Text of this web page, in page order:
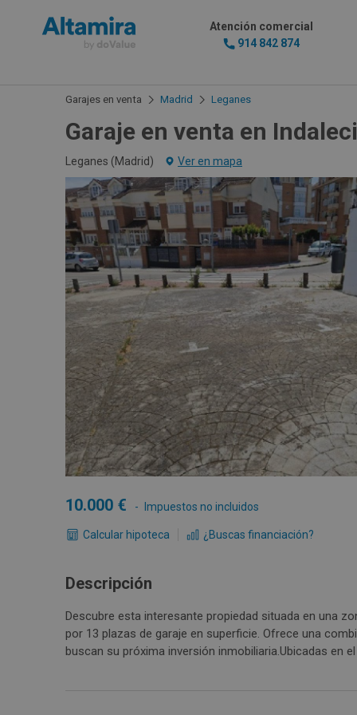
Atención comercial
914 842 874
Garajes en venta Madrid Leganes
Garaje en venta en
Leganes (Madrid) Ver en mapa
10.000 Impuestos no incluidos
Calcular hipoteca ¿Buscas financiación?
Descripción
Descubre esta interesante propiedad situada en una
por 13 plazas de garaje en superficie. Ofrece una
buscan su próxima inversión inmobiliaria.Ubicadas en
en Leganés, provincia de Madrid, donde disfrutarás